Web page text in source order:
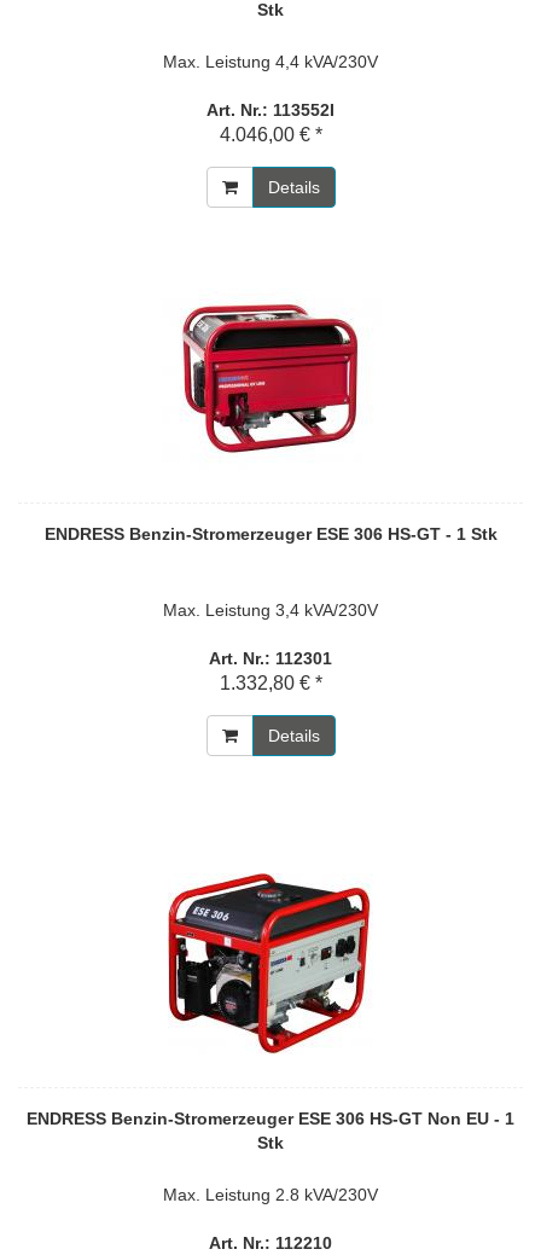
Stk
Max. Leistung 4,4 kVA/230V
Art. Nr.: 113552I
4.046,00 € *
Details
ENDRESS Benzin-Stromerzeuger ESE 306 HS-GT - 1 Stk
Max. Leistung 3,4 kVA/230V
Art. Nr.: 112301
1.332,80 € *
Details
ENDRESS Benzin-Stromerzeuger ESE 306 HS-GT Non EU - 1
Stk
Max. Leistung 2.8 kVA/230V
Art. Nr.: 112210